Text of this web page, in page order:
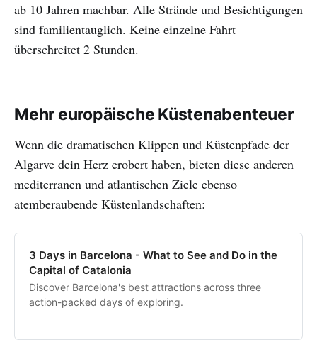
ab 10 Jahren machbar. Alle Strände und Besichtigungen
sind familientauglich. Keine einzelne Fahrt
überschreitet 2 Stunden.
Mehr europäische Küstenabenteuer
Wenn die dramatischen Klippen und Küstenpfade der
Algarve dein Herz erobert haben, bieten diese anderen
mediterranen und atlantischen Ziele ebenso
atemberaubende Küstenlandschaften:
3 Days in Barcelona - What to See and Do in the
Capital of Catalonia
Discover Barcelona's best attractions across three
action-packed days of exploring.